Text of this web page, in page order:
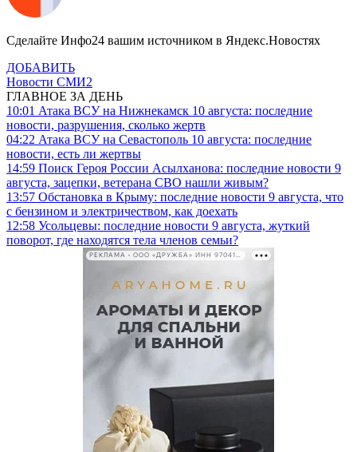
Сделайте Инфо24 вашим источником в Яндекс.Новостях
ДОБАВИТЬ
Новости СМИ2
ГЛАВНОЕ ЗА ДЕНЬ
10:01 Атака ВСУ на Нижнекамск 10 августа: последние
новости, разрушения, сколько жертв
04:22 Атака ВСУ на Севастополь 10 августа: последние
новости, есть ли жертвы
14:59 Поиск Героя России Асылханова: последние новости 9
августа, зацепки, ветерана СВО нашли живым?
13:57 Обстановка в Крыму: последние новости 9 августа, что
с бензином и электричеством, как доехать
12:58 Усольцевы: последние новости 9 августа, жуткий
поворот, где находятся тела членов семьи?
РЕКЛАМА • ООО «ДРУЖБА» ИНН 9704146411